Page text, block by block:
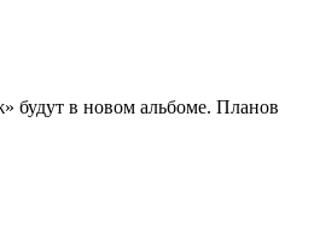
будут в новом альбоме. Планов